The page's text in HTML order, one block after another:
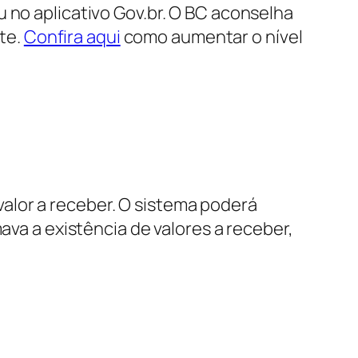
no aplicativo Gov.br. O BC aconselha
Confira aqui como aumentar o nível
a receber. O sistema poderá
a existência de valores a receber,